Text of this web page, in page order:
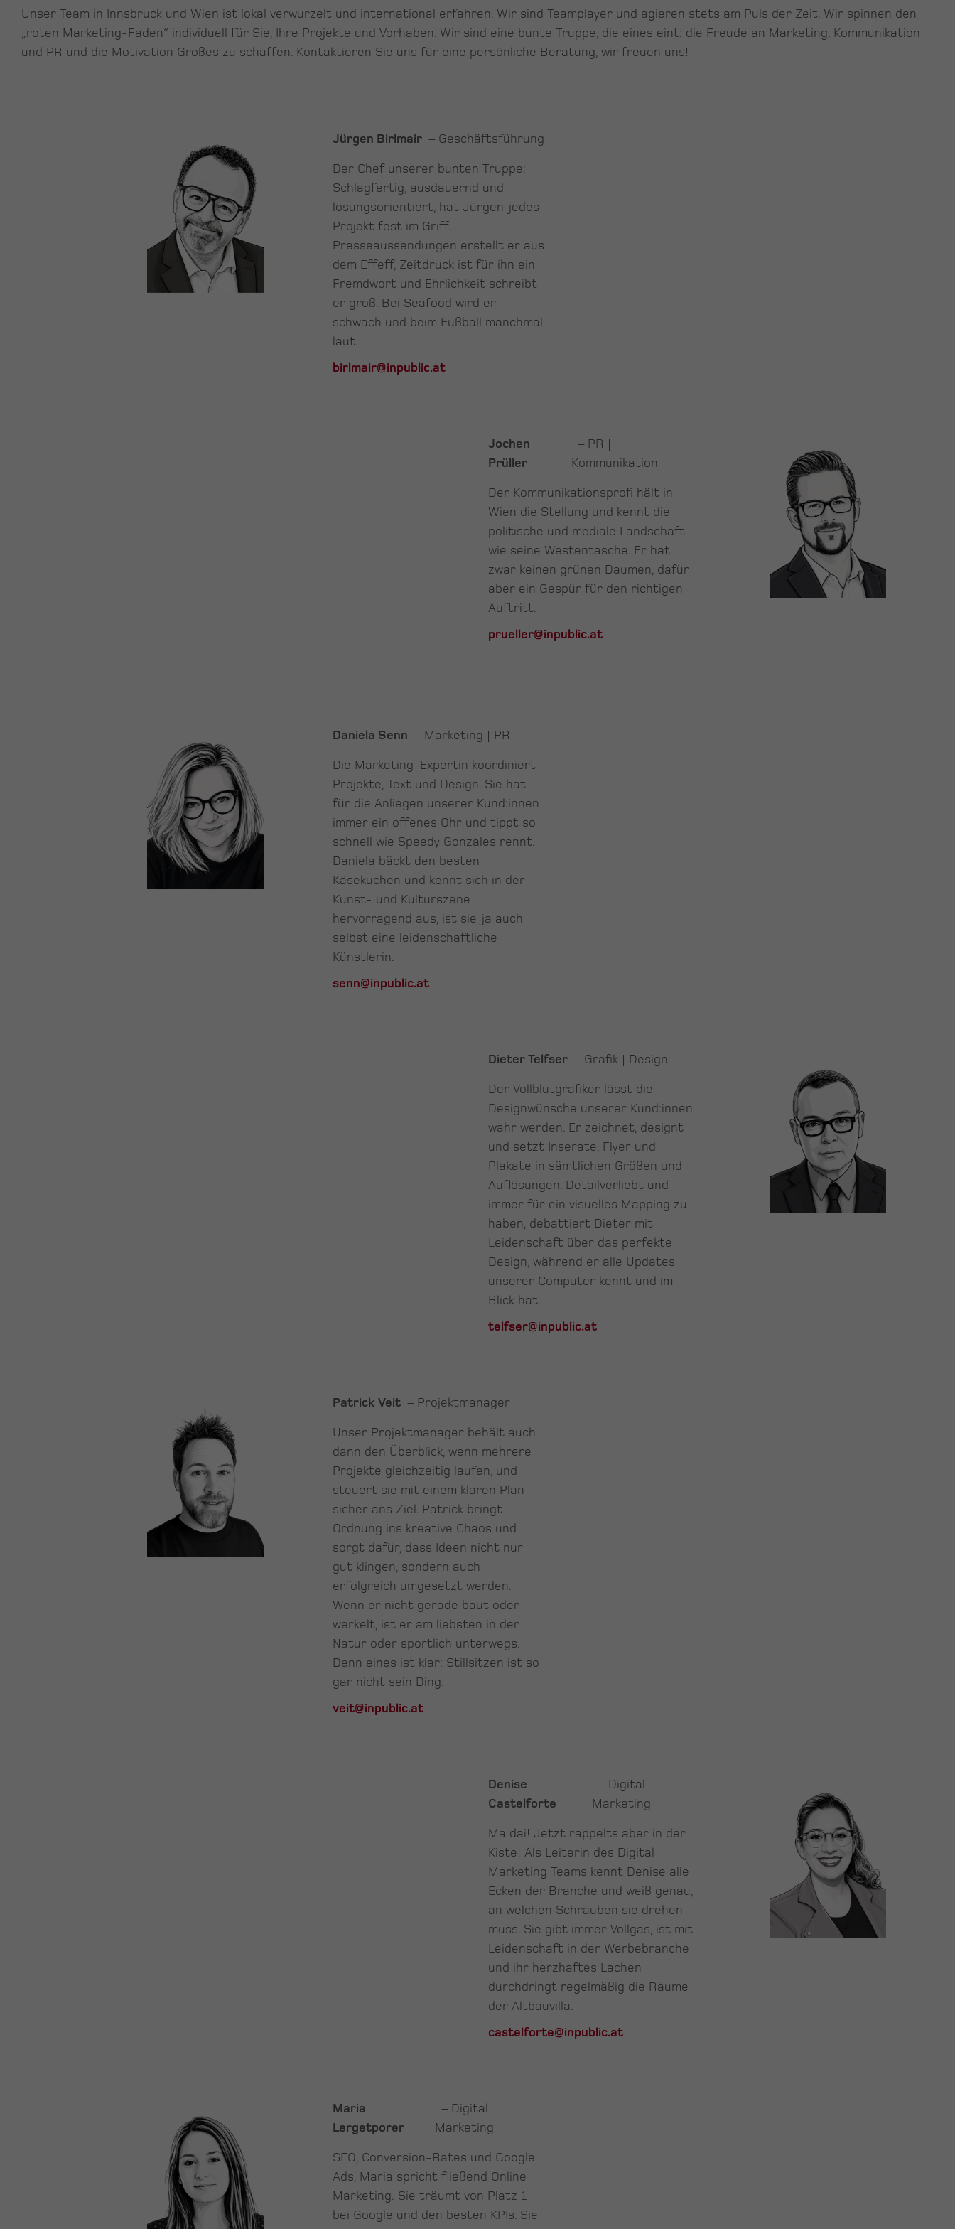
Unser Team in Innsbruck und Wien ist lokal verwurzelt und international erfahren. Wir sind Teamplayer und agieren stets am Puls der Zeit. Wir spinnen den
„roten Marketing-Faden“ individuell für Sie, Ihre Projekte und Vorhaben. Wir sind eine bunte Truppe, die eines eint: die Freude an Marketing, Kommunikation
und PR und die Motivation Großes zu schaffen. Kontaktieren Sie uns für eine persönliche Beratung, wir freuen uns!
Jürgen Birlmair – Geschäftsführung
Der Chef unserer bunten Truppe:
Schlagfertig, ausdauernd und
lösungsorientiert, hat Jürgen jedes
Projekt fest im Griff.
Presseaussendungen erstellt er aus
dem Effeff, Zeitdruck ist für ihn ein
Fremdwort und Ehrlichkeit schreibt
er groß. Bei Seafood wird er
schwach und beim Fußball manchmal
laut.
birlmair@inpublic.at
Jochen
Prüller
– PR |
Kommunikation
Der Kommunikationsprofi hält in
Wien die Stellung und kennt die
politische und mediale Landschaft
wie seine Westentasche. Er hat
zwar keinen grünen Daumen, dafür
aber ein Gespür für den richtigen
Auftritt.
prueller@inpublic.at
Daniela Senn – Marketing | PR
Die Marketing-Expertin koordiniert
Projekte, Text und Design. Sie hat
für die Anliegen unserer Kund:innen
immer ein offenes Ohr und tippt so
schnell wie Speedy Gonzales rennt.
Daniela bäckt den besten
Käsekuchen und kennt sich in der
Kunst- und Kulturszene
hervorragend aus, ist sie ja auch
selbst eine leidenschaftliche
Künstlerin.
senn@inpublic.at
Dieter Telfser – Grafik | Design
Der Vollblutgrafiker lässt die
Designwünsche unserer Kund:innen
wahr werden. Er zeichnet, designt
und setzt Inserate, Flyer und
Plakate in sämtlichen Größen und
Auflösungen. Detailverliebt und
immer für ein visuelles Mapping zu
haben, debattiert Dieter mit
Leidenschaft über das perfekte
Design, während er alle Updates
unserer Computer kennt und im
Blick hat.
telfser@inpublic.at
Patrick Veit – Projektmanager
Unser Projektmanager behält auch
dann den Überblick, wenn mehrere
Projekte gleichzeitig laufen, und
steuert sie mit einem klaren Plan
sicher ans Ziel. Patrick bringt
Ordnung ins kreative Chaos und
sorgt dafür, dass Ideen nicht nur
gut klingen, sondern auch
erfolgreich umgesetzt werden.
Wenn er nicht gerade baut oder
werkelt, ist er am liebsten in der
Natur oder sportlich unterwegs.
Denn eines ist klar: Stillsitzen ist so
gar nicht sein Ding.
veit@inpublic.at
Denise
Castelforte
– Digital
Marketing
Ma dai! Jetzt rappelts aber in der
Kiste! Als Leiterin des Digital
Marketing Teams kennt Denise alle
Ecken der Branche und weiß genau,
an welchen Schrauben sie drehen
muss. Sie gibt immer Vollgas, ist mit
Leidenschaft in der Werbebranche
und ihr herzhaftes Lachen
durchdringt regelmäßig die Räume
der Altbauvilla.
castelforte@inpublic.at
Maria
Lergetporer
– Digital
Marketing
SEO, Conversion-Rates und Google
Ads, Maria spricht fließend Online
Marketing. Sie träumt von Platz 1
bei Google und den besten KPIs. Sie